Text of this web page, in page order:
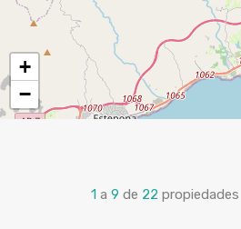
+
−
1 a 9 de 22 propiedades